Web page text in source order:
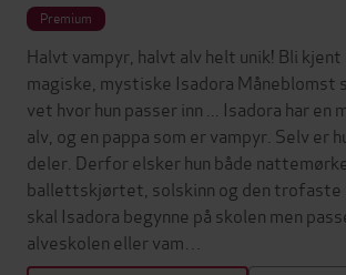
Premium
Halvt vampyr, halvt alv helt unik! Bli kjent
magiske, mystiske Isadora Måneblomst
vet hvor hun passer inn ... Isadora har en
alv, og en pappa som er vampyr. Selv er
deler. Derfor elsker hun både
ballettskjørtet, solskinn og den trofaste
skal Isadora begynne på skolen men
alveskolen eller vam…